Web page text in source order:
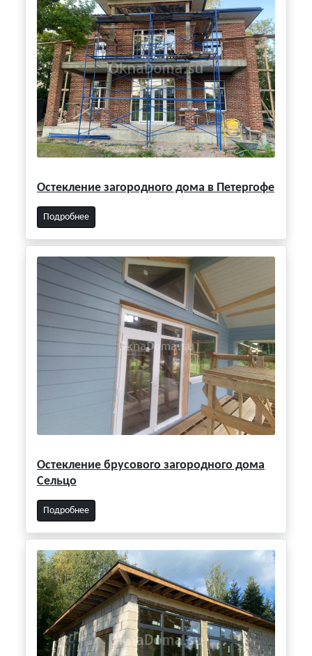
Остекление загородного дома в Петергофе
Подробнее
Остекление брусового загородного дома
Сельцо
Подробнее